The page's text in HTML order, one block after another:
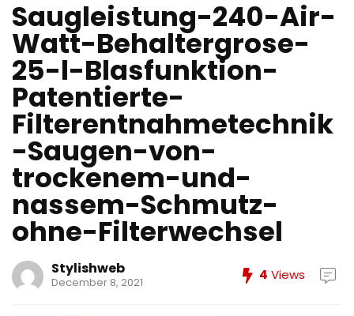
Saugleistung-240-Air-
Watt-Behaltergrose-
25-l-Blasfunktion-
Patentierte-
Filterentnahmetechnik
-Saugen-von-
trockenem-und-
nassem-Schmutz-
ohne-Filterwechsel
Stylishweb
December 8, 2021 4 Views